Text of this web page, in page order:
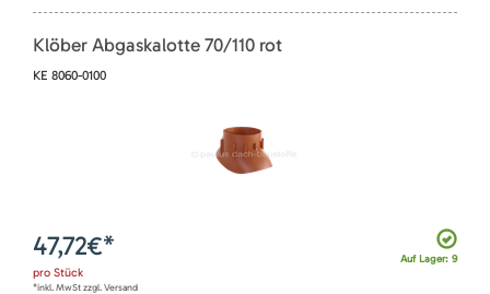
Klöber Abgaskalotte 70/110 rot
KE 8060-0100
Auf Lager: 9
47,72€*
pro Stück
*inkl. MwSt zzgl. Versand